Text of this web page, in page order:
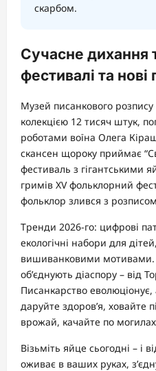
скарбом.
Сучасне дихання
фестивалі та нові
Музей писанкового
колекцією 12 тисяч штук,
роботами воїна Олега
скансен щороку приймає
фестиваль з гігантськими
гримів XV фольклорний
фольклор злився з
Тренди 2026-го: цифрові
екологічні набори для
вишиванковими мотивами.
об’єднують діаспору – від
Писанкарство
даруйте здоров’я, ховайте
врожай, качайте по
Візьміть яйце сьогодні – і
оживає в ваших руках,